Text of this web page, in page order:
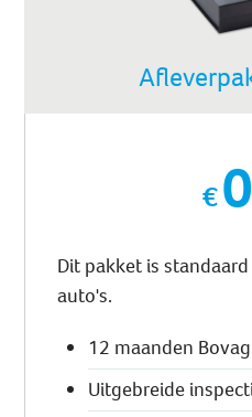
Dit pakket is
auto's.
12 maanden
Uitgebreide